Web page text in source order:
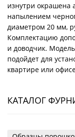
изнутри
напылением
диаметром 20 мм,
Комплектацию
и доводчик.
подойдет для
квартире или
КАТАЛОГ